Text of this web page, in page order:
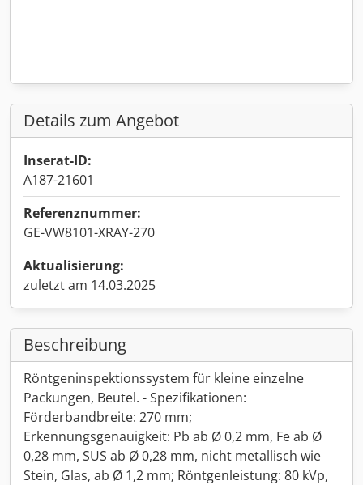
Details zum Angebot
Inserat-ID:
A187-21601
Referenznummer:
GE-VW8101-XRAY-270
Aktualisierung:
zuletzt am 14.03.2025
Beschreibung
Röntgeninspektionssystem für kleine einzelne
Packungen, Beutel. - Spezifikationen:
Förderbandbreite: 270 mm;
Erkennungsgenauigkeit: Pb ab Ø 0,2 mm, Fe ab Ø
0,28 mm, SUS ab Ø 0,28 mm, nicht metallisch wie
Stein, Glas, ab Ø 1,2 mm; Röntgenleistung: 80 kVp,